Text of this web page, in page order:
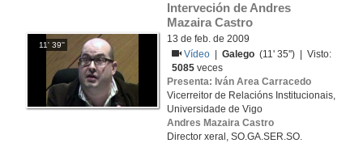
11' 39''
Interveción de Andres
Mazaira Castro
13 de feb. de 2009
Vídeo
|Galego (11' 35'') | Visto:
5085 veces
Presenta: Iván Area Carracedo
Vicerreitor de Relacións Institucionais,
Universidade de Vigo
Andres Mazaira Castro
Director xeral, SO.GA.SER.SO.